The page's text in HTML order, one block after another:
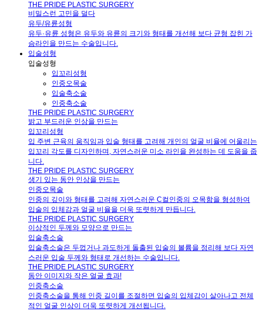
THE PRIDE PLASTIC SURGERY
비밀스런 고민을 덜다
유두/유륜성형
유두·유륜 성형은 유두와 유륜의 크기와 형태를 개선해 보다 균형 잡힌 가
슴라인을 만드는 수술입니다.
입술성형
입술성형
입꼬리성형
인중오목술
입술축소술
인중축소술
THE PRIDE PLASTIC SURGERY
밝고 부드러운 인상을 만드는
입꼬리성형
입 주변 근육의 움직임과 입술 형태를 고려해 개인의 얼굴 비율에 어울리는
입꼬리 각도를 디자인하며, 자연스러운 미소 라인을 완성하는 데 도움을 줍
니다.
THE PRIDE PLASTIC SURGERY
생기 있는 동안 인상을 만드는
인중오목술
인중의 깊이와 형태를 고려해 자연스러운 C컬인중의 오목함을 형성하여
입술의 입체감과 얼굴 비율을 더욱 또렷하게 만듭니다.
THE PRIDE PLASTIC SURGERY
이상적인 두께와 모양으로 만드는
입술축소술
입술축소술은 두껍거나 과도하게 돌출된 입술의 볼륨을 정리해 보다 자연
스러운 입술 두께와 형태로 개선하는 수술입니다.
THE PRIDE PLASTIC SURGERY
동안 이미지와 작은 얼굴 효과!
인중축소술
인중축소술을 통해 인중 길이를 조절하면 입술의 입체감이 살아나고 전체
적인 얼굴 인상이 더욱 또렷하게 개선됩니다.